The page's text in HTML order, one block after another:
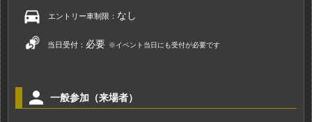
directions_car エントリー車制限： なし
当日受付： 必要 ※イベント当日にも受付が必要です
person 一般参加（来場者）